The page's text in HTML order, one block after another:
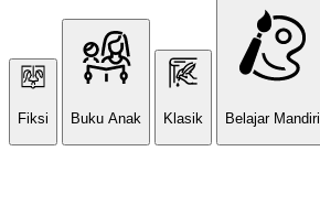
Fiksi Buku Anak Klasik Belajar Mandiri